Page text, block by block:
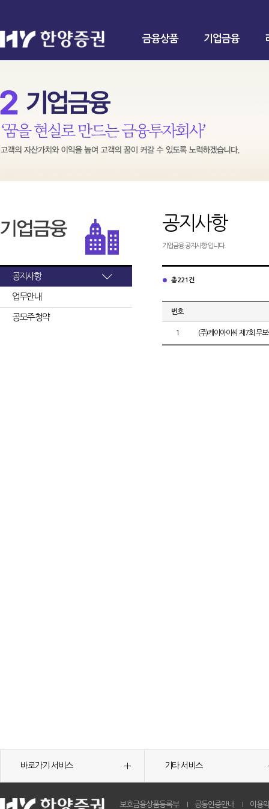
금융상품 기업금융
공지사항
업무안내
공모주 청약
공지사항
기업금융 공지사항 입니다.
총 221건
번호
1 (주)케이아이씨 제7회 무
바로가기 서비스 기타 서비스
보호금융상품등록부 공동인증안내 이용